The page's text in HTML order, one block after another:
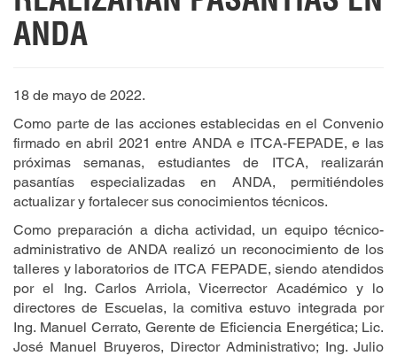
ANDA
18 de mayo de 2022.
Como parte de las acciones establecidas en el Convenio
firmado en abril 2021 entre ANDA e ITCA-FEPADE, e las
próximas semanas, estudiantes de ITCA, realizarán
pasantías especializadas en ANDA, permitiéndoles
actualizar y fortalecer sus conocimientos técnicos.
Como preparación a dicha actividad, un equipo técnico-
administrativo de ANDA realizó un reconocimiento de los
talleres y laboratorios de ITCA FEPADE, siendo atendidos
por el Ing. Carlos Arriola, Vicerrector Académico y lo
directores de Escuelas, la comitiva estuvo integrada por
Ing. Manuel Cerrato, Gerente de Eficiencia Energética; Lic.
José Manuel Bruyeros, Director Administrativo; Ing. Julio